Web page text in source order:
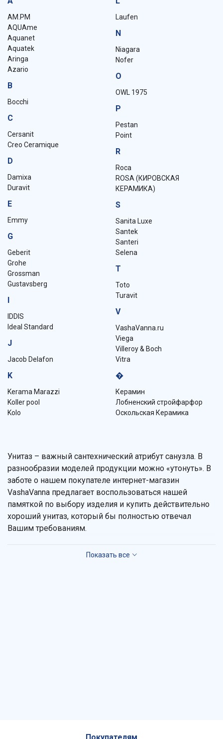
AM.PM
AQUAme
Aquanet
Aquatek
Aringa
Azario
B
Bocchi
C
Cersanit
Creo Ceramique
D
Damixa
Duravit
E
Emmy
G
Geberit
Grohe
Grossman
Gustavsberg
I
IDDIS
Ideal Standard
J
Jacob Delafon
K
Kerama Marazzi
Koller pool
Kolo
Laufen
N
Niagara
Nofer
O
OWL 1975
P
Pestan
Point
R
Roca
ROSA (КИРОВСКАЯ
КЕРАМИКА)
S
Sanita Luxe
Santek
Santeri
Selena
T
Toto
Turavit
V
VashaVanna.ru
Viega
Villeroy & Boch
Vitra
�
Керамин
Лобненский стройфарфор
Оскольская Керамика
Унитаз – важный сантехнический атрибут санузла. В
разнообразии моделей продукции можно «утонуть». В
заботе о нашем покупателе интернет-магазин
VashaVanna предлагает воспользоваться нашей
памяткой по выбору изделия и купить действительно
хороший унитаз, который бы полностью отвечал
Вашим требованиям.
Как выбрать унитаз